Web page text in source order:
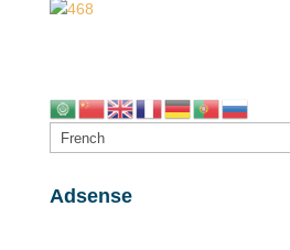
Adsense